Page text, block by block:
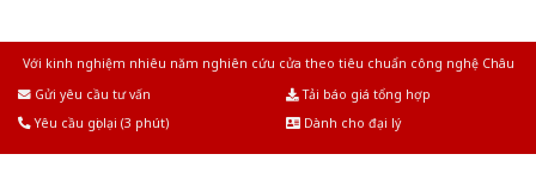
Với kinh nghiệm nhiêu năm nghiên cứu cửa theo tiêu chuẩn công nghệ Châu
Gửi yêu cầu tư vấn
Tải báo giá tổng hợp
Yêu cầu gọi lại (3 phút)
Dành cho đại lý